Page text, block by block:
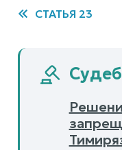
СТАТЬЯ 23